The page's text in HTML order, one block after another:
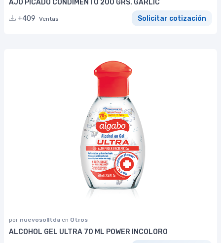
AJO PICADO CONDIMENTO 200 GRS. GARLIC
+409 Ventas Solicitar cotización
por nuevosolltda en Otros
ALCOHOL GEL ULTRA 70 ML POWER INCOLORO